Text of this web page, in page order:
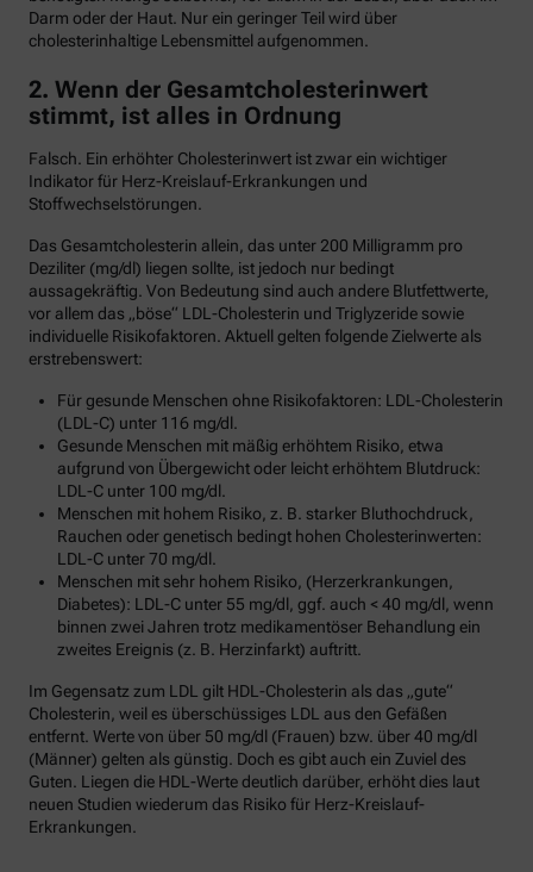
Darm oder der Haut. Nur ein geringer Teil wird über
cholesterinhaltige Lebensmittel aufgenommen.
2. Wenn der Gesamtcholesterinwert
stimmt, ist alles in Ordnung
Falsch. Ein erhöhter Cholesterinwert ist zwar ein wichtiger
Indikator für Herz-Kreislauf-Erkrankungen und
Stoffwechselstörungen.
Das Gesamtcholesterin allein, das unter 200 Milligramm pro
Deziliter (mg/dl) liegen sollte, ist jedoch nur bedingt
aussagekräftig. Von Bedeutung sind auch andere Blutfettwerte,
vor allem das „böse“ LDL-Cholesterin und Triglyzeride sowie
individuelle Risikofaktoren. Aktuell gelten folgende Zielwerte als
erstrebenswert:
Für gesunde Menschen ohne Risikofaktoren: LDL-Cholesterin
(LDL-C) unter 116 mg/dl.
Gesunde Menschen mit mäßig erhöhtem Risiko, etwa
aufgrund von Übergewicht oder leicht erhöhtem Blutdruck:
LDL-C unter 100 mg/dl.
Menschen mit hohem Risiko, z. B. starker Bluthochdruck,
Rauchen oder genetisch bedingt hohen Cholesterinwerten:
LDL-C unter 70 mg/dl.
Menschen mit sehr hohem Risiko, (Herzerkrankungen,
Diabetes): LDL-C unter 55 mg/dl, ggf. auch < 40 mg/dl, wenn
binnen zwei Jahren trotz medikamentöser Behandlung ein
zweites Ereignis (z. B. Herzinfarkt) auftritt.
Im Gegensatz zum LDL gilt HDL-Cholesterin als das „gute“
Cholesterin, weil es überschüssiges LDL aus den Gefäßen
entfernt. Werte von über 50 mg/dl (Frauen) bzw. über 40 mg/dl
(Männer) gelten als günstig. Doch es gibt auch ein Zuviel des
Guten. Liegen die HDL-Werte deutlich darüber, erhöht dies laut
neuen Studien wiederum das Risiko für Herz-Kreislauf-
Erkrankungen.